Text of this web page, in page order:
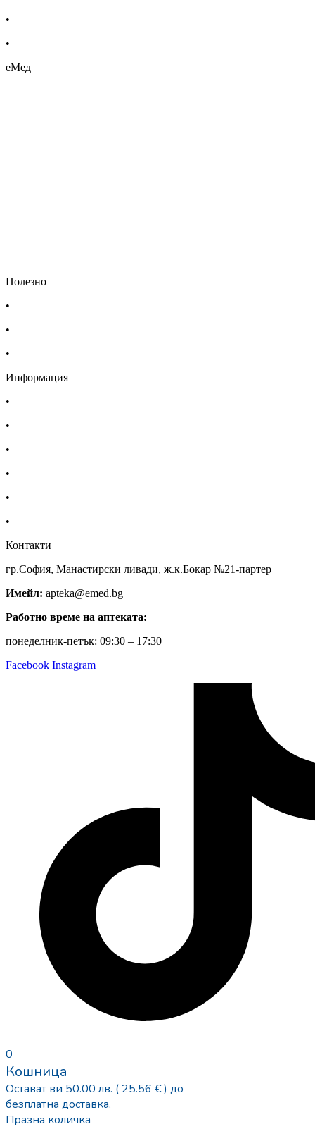
•
•
еМед
Полезно
•
•
•
Информация
•
•
•
•
•
•
Контакти
гр.София, Манастирски ливади, ж.к.Бокар №21-партер
Имейл: apteka@emed.bg
Работно време на аптеката:
понеделник-петък: 09:30 – 17:30
Facebook Instagram
0
Кошница
Остават ви 50.00 лв. ( 25.56 € ) до
безплатна доставка.
Празна количка